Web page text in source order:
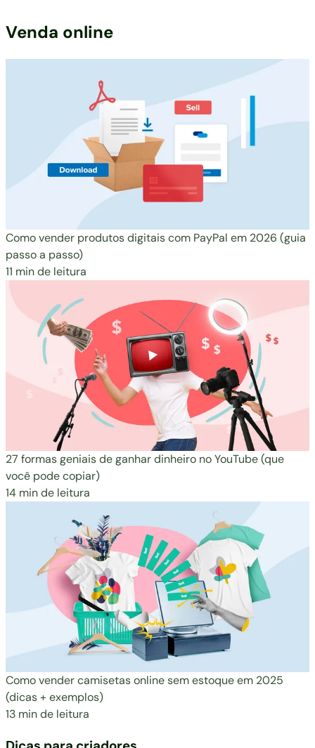
Venda online
Como vender produtos digitais com PayPal em 2026 (guia
passo a passo)
11 min de leitura
27 formas geniais de ganhar dinheiro no YouTube (que
você pode copiar)
14 min de leitura
Como vender camisetas online sem estoque em 2025
(dicas + exemplos)
13 min de leitura